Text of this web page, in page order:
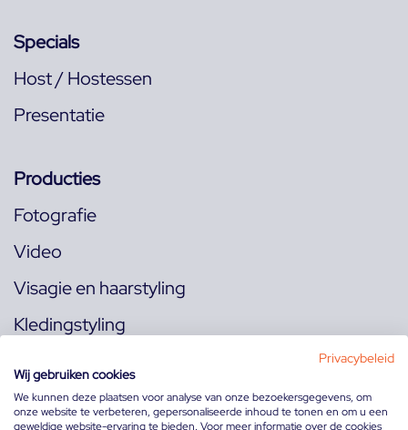
Specials
Host / Hostessen
Presentatie
Producties
Fotografie
Video
Visagie en haarstyling
Kledingstyling
Volg ons op:
Privacybeleid
Wij gebruiken cookies
We kunnen deze plaatsen voor analyse van onze bezoekersgegevens, om
onze website te verbeteren, gepersonaliseerde inhoud te tonen en om u een
geweldige website-ervaring te bieden. Voor meer informatie over de cookies